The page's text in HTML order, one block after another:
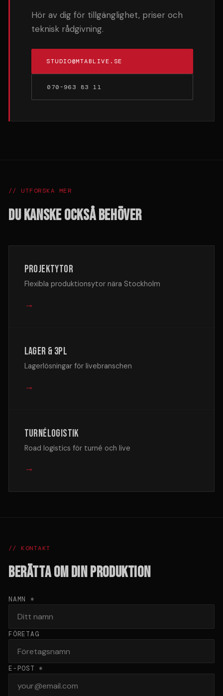
Hör av dig för tillgänglighet, priser och
teknisk rådgivning.
STUDIO@MTABLIVE.SE
070-963 83 11
// UTFORSKA MER
DU KANSKE OCKSÅ BEHÖVER
Projektytor
Flexibla produktionsytor nära Stockholm
→
Lager & 3PL
Lagerlösningar för livebranschen
→
Turnélogistik
Road logistics för turné och live
→
// KONTAKT
BERÄTTA OM DIN PRODUKTION
NAMN *
FÖRETAG
E-POST *